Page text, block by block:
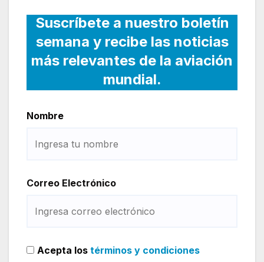
Suscríbete a nuestro boletín
semana y recibe las noticias
más relevantes de la aviación
mundial.
Nombre
Correo Electrónico
Acepta los términos y condiciones